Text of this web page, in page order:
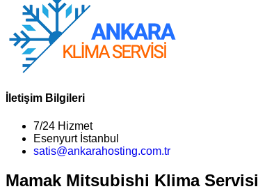
İletişim Bilgileri
7/24 Hizmet
Esenyurt İstanbul
satis@ankarahosting.com.tr
Mamak Mitsubishi Klima Servisi